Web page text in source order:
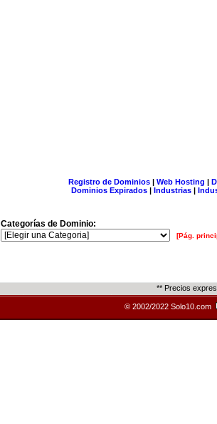
Registro de Dominios| Web Hosting |
Dominios Expirados | Industrias |
Categorías de Dominio:
[Pág.
** Precios
© 2002/2022 Solo10.com